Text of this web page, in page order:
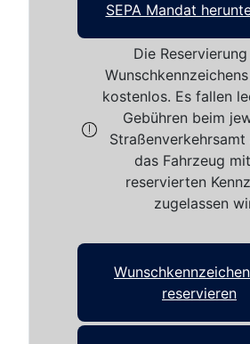
SEPA Mandat
Die
kostenlos. Es fallen
Gebühren beim
Straßenverkehrsamt
das Fahrzeug
reservierten
zugelassen
reservieren